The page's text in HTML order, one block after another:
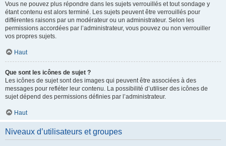
Vous ne pouvez plus répondre dans les sujets verrouillés et tout sondage y
étant contenu est alors terminé. Les sujets peuvent être verrouillés pour
différentes raisons par un modérateur ou un administrateur. Selon les
permissions accordées par l’administrateur, vous pouvez ou non verrouiller
vos propres sujets.
Haut
Que sont les icônes de sujet ?
Les icônes de sujet sont des images qui peuvent être associées à des
messages pour refléter leur contenu. La possibilité d’utiliser des icônes de
sujet dépend des permissions définies par l’administrateur.
Haut
Niveaux d’utilisateurs et groupes